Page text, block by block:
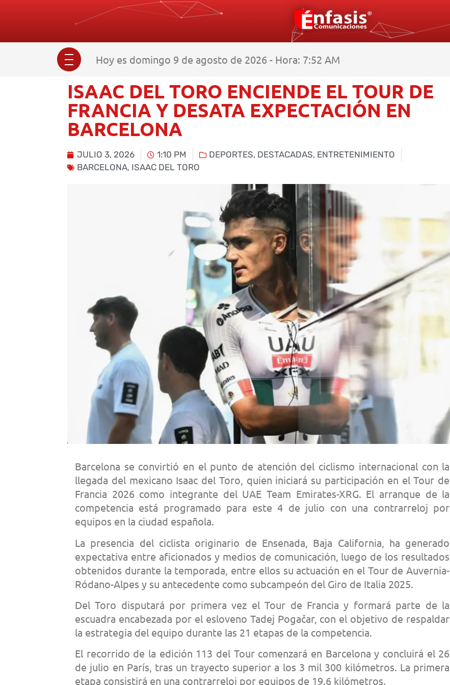
Hoy es domingo 9 de agosto de 2026 - Hora: 7:52 AM
ISAAC DEL TORO ENCIENDE EL TOUR DE
FRANCIA Y DESATA EXPECTACIÓN EN
BARCELONA
JULIO 3, 2026 1:10 PM DEPORTES, DESTACADAS, ENTRETENIMIENTO
BARCELONA, ISAAC DEL TORO
Barcelona se convirtió en el punto de atención del ciclismo internacional con la
llegada del mexicano Isaac del Toro, quien iniciará su participación en el Tour de
Francia 2026 como integrante del UAE Team Emirates-XRG. El arranque de la
competencia está programado para este 4 de julio con una contrarreloj por
equipos en la ciudad española.
La presencia del ciclista originario de Ensenada, Baja California, ha generado
expectativa entre aficionados y medios de comunicación, luego de los resultados
obtenidos durante la temporada, entre ellos su actuación en el Tour de Auvernia-
Ródano-Alpes y su antecedente como subcampeón del Giro de Italia 2025.
Del Toro disputará por primera vez el Tour de Francia y formará parte de la
escuadra encabezada por el esloveno Tadej Pogačar, con el objetivo de respaldar
la estrategia del equipo durante las 21 etapas de la competencia.
El recorrido de la edición 113 del Tour comenzará en Barcelona y concluirá el 26
de julio en París, tras un trayecto superior a los 3 mil 300 kilómetros. La primera
etapa consistirá en una contrarreloj por equipos de 19.6 kilómetros.